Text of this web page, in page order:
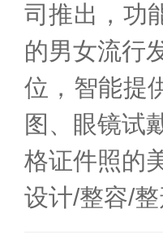
司推出，功
的男女流行
位，智能提
图、眼镜试
格证件照的
设计/整容/